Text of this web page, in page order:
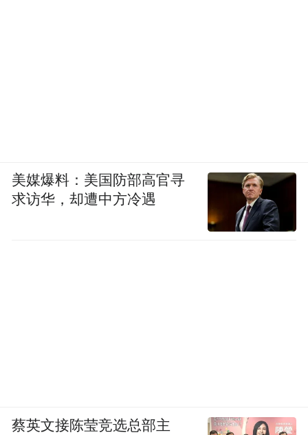
美媒爆料：美国防部高官寻
求访华，却遭中方冷遇
蔡英文接陈莹竞选总部主